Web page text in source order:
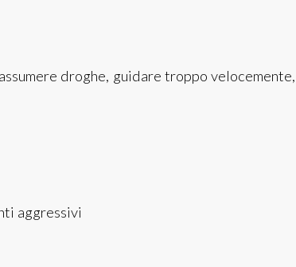
droghe, guidare troppo velocemente,
aggressivi